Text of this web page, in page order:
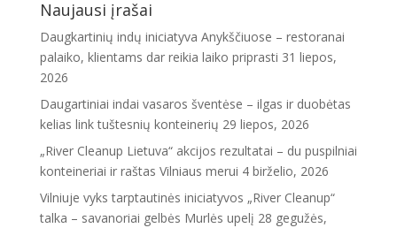
Naujausi įrašai
Daugkartinių indų iniciatyva Anykščiuose – restoranai
palaiko, klientams dar reikia laiko priprasti 31 liepos,
2026
Daugartiniai indai vasaros šventėse – ilgas ir duobėtas
kelias link tuštesnių konteinerių 29 liepos, 2026
„River Cleanup Lietuva“ akcijos rezultatai – du puspilniai
konteineriai ir raštas Vilniaus merui 4 birželio, 2026
Vilniuje vyks tarptautinės iniciatyvos „River Cleanup“
talka – savanoriai gelbės Murlės upelį 28 gegužės,